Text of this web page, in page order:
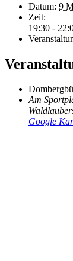
Datum: 9
Zeit:
19:30 -
Am
Google